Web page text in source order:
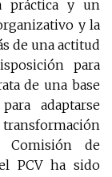
práctica y un
y la
de una actitud
para
de una base
adaptarse
de
PCV ha sido